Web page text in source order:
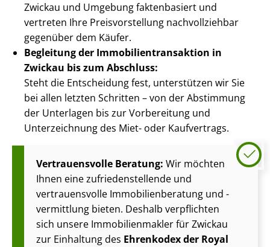
Zwickau und Umgebung faktenbasiert und
vertreten Ihre Preis­vor­stel­lung nachvollziehbar
gegenüber dem Käufer.
Begleitung der Im­mo­bi­li­en­trans­ak­ti­on in
Zwickau bis zum Abschluss:
Steht die Entscheidung fest, unterstützen wir Sie
bei allen letzten Schritten – von der Abstimmung
der Unterlagen bis zur Vorbereitung und
Unterzeichnung des Miet- oder Kaufvertrags.
Vertrauensvolle Beratung: Wir möchten
Ihnen eine zu­frie­den­stel­len­de und
vertrauensvolle Im­mo­bi­li­en­be­ra­tung und -
vermittlung bieten. Deshalb verpflichten
sich unsere Im­mo­bi­li­en­mak­ler für Zwickau
zur Einhaltung des Ehrenkodex der Royal